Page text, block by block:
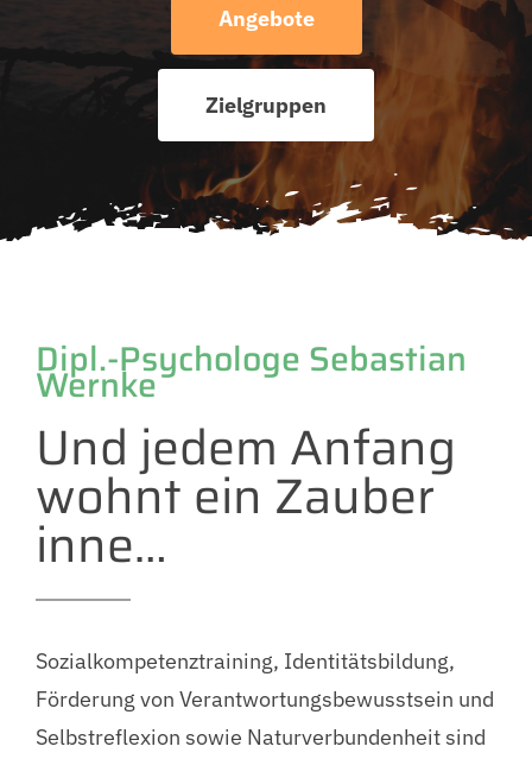
Angebote
Zielgruppen
Dipl.-Psychologe Sebastian
Wernke
Und jedem Anfang
wohnt ein Zauber
inne…
Sozialkompetenztraining, Identitätsbildung,
Förderung von Verantwortungsbewusstsein und
Selbstreflexion sowie Naturverbundenheit sind